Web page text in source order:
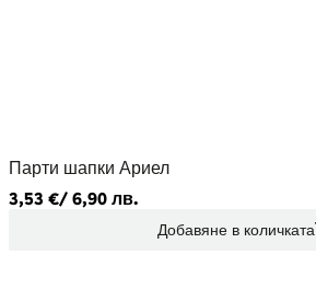
Парти шапки Ариел
3,53 €/ 6,90 лв.
Добавяне в количката